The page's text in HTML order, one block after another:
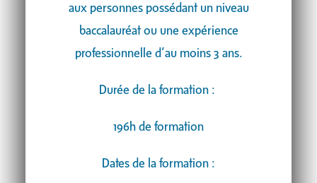
aux personnes possédant un niveau
baccalauréat ou une expérience
professionnelle d’au moins 3 ans.
Durée de la formation :
196h de formation
Dates de la formation :